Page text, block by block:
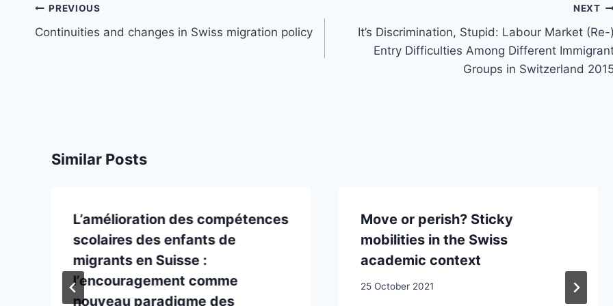
Post
navigation
PREVIOUS
Continuities and changes in Swiss migration policy
NEXT
It’s Discrimination, Stupid: Labour Market (Re-)
Entry Difficulties Among Different
Groups in Switzerland
Similar Posts
L’amélioration des compétences
scolaires des enfants de
migrants en Suisse :
l’encouragement comme
nouveau paradigme des
Move or perish? Sticky
mobilities in the Swiss
academic context
25 October 2021